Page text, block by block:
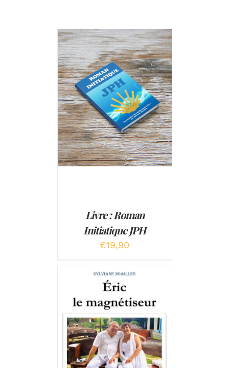
Note5.00
sur 5
AJOUTER AU PANIER
/
DÉTAILS
Livre : Roman
Initiatique JPH
€19,90
AJOUTER AU PANIER
/
DÉTAILS